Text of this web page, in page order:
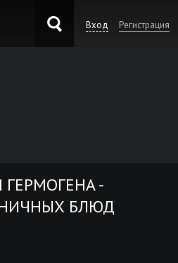
Вход Регистрация
-
БЛЮД